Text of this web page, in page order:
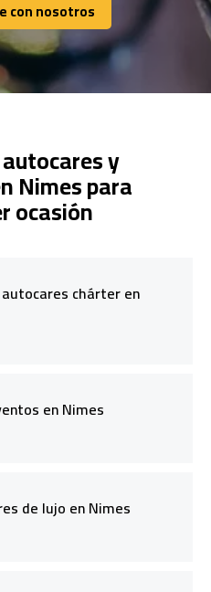
con nosotros
con nosotros
y
Nimes para
ocasión
chárter en
en Nimes
de lujo en Nimes